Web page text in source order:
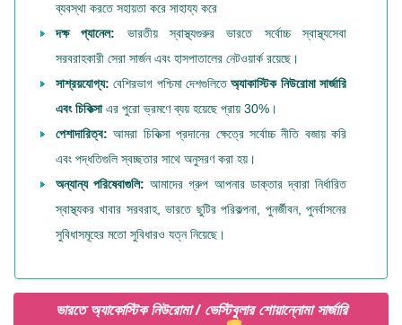
ব্যবস্থা করতে সহায়তা করে সাহায্য করে
দক্ষ প্যানেল: ভারতীয় স্বাস্থ্যগুরুর ভারতে সর্বোচ্চ স্বাস্থ্যসেবা
সরবরাহকারী সেরা সার্জন এবং হাসপাতালের নেটওয়ার্ক রয়েছে।
সাশ্রয়যোগ্য:বেশিরভাগ পশ্চিমা দেশগুলিতেঅ্যাকাস্টিক নিউরোমা সার্জারি
এবং চিকিত্সাএর পুরো ভ্রমণে ব্যয় হয়েছে প্রায় 30%।
পেশাদারিত্ব:আমরা চিকিত্সা প্রদানের ক্ষেত্রে সর্বোচ্চ নীতি বজায় করি
এবং পদ্ধতিগুলি স্বচ্ছতার সাথে অনুসরণ করা হয়।
অন্যান্য পরিষেবাগুলি:আমাদের গ্রুপ আপনার ডাক্তার দ্বারা নির্ধারিত
স্বাস্থ্যকর খাবার সরবরাহ, ভারতে ছুটির পরিকল্পনা, পুনর্জীবন, পুনর্বাসনের
সুবিধাসমূহের মতো সুবিধারও যত্ন নিয়েছে।
ভারতে অ্যাকোস্টিক নিউরোমা / ভেস্টিবুলার শোয়ান্নোমা সার্জারি